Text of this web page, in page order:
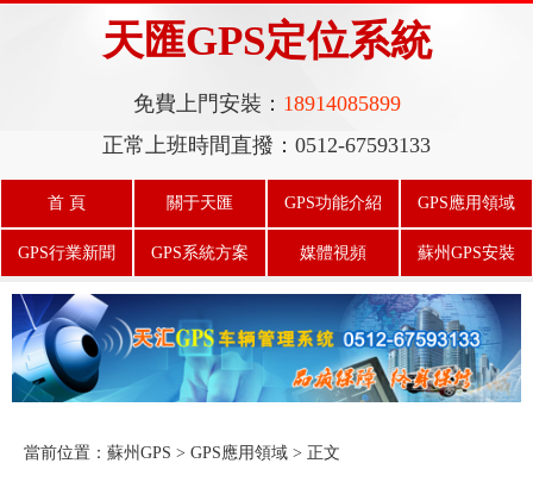
天匯GPS定位系統
免費上門安裝： 18914085899
正常上班時間直撥：0512-67593133
首 頁 關于天匯 GPS功能介紹 GPS應用領域
GPS行業新聞 GPS系統方案 媒體視頻 蘇州GPS安裝
天匯GPS平臺
當前位置： 蘇州GPS > GPS應用領域 > 正文